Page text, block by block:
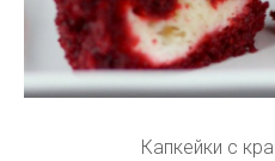
Капкейки с